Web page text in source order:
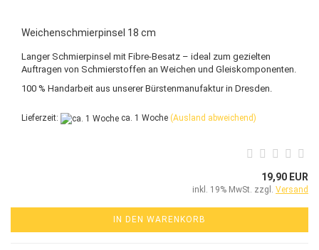
Weichenschmierpinsel 18 cm
Langer Schmierpinsel mit Fibre-Besatz – ideal zum gezielten
Auftragen von Schmierstoffen an Weichen und Gleiskomponenten.
100 % Handarbeit aus unserer Bürstenmanufaktur in Dresden.
Lieferzeit: ca. 1 Woche (Ausland abweichend)
19,90 EUR
inkl. 19% MwSt. zzgl. Versand
IN DEN WARENKORB